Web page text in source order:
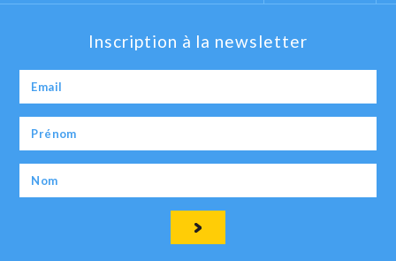
Inscription à la newsletter